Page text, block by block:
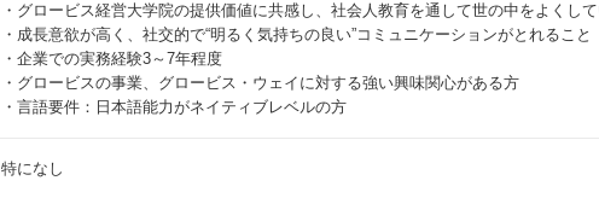
・グロービス経営大学院の提供価値に共感し、社会人教育を通して世の中をよくし
・成長意欲が高く、社交的で“明るく気持ちの良い”コミュニケーションがとれること
・企業での実務経験3～7年程度
・グロービスの事業、グロービス・ウェイに対する強い興味関心がある方
・言語要件：日本語能力がネイティブレベルの方
特になし